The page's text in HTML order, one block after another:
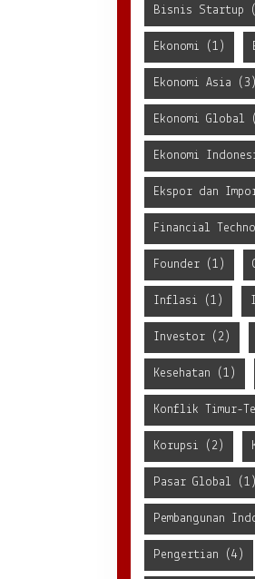
Bisnis Startup
Ekonomi (1)
Ekonomi Asia (3)
Ekonomi Global
Ekonomi
Ekspor dan
Financial
Founder(1)
Inflasi (1)
Investor(2)
Kesehatan (1)
Konflik Timur-
Korupsi (2)
Pasar Global (1)
Pembangunan
Pengertian (4)